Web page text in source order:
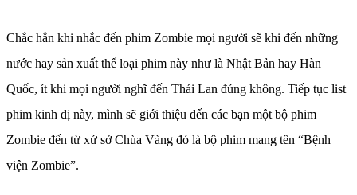
Chắc hẳn khi nhắc đến phim Zombie mọi người sẽ khi đến những
nước hay sản xuất thể loại phim này như là Nhật Bản hay Hàn
Quốc, ít khi mọi người nghĩ đến Thái Lan đúng không. Tiếp tục list
phim kinh dị này, mình sẽ giới thiệu đến các bạn một bộ phim
Zombie đến từ xứ sở Chùa Vàng đó là bộ phim mang tên “Bệnh
viện Zombie”.